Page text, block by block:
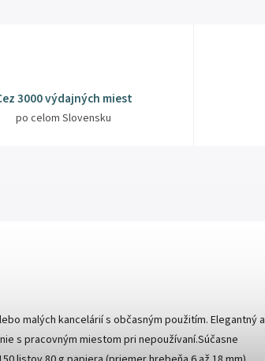
3000 výdajných miest
po celom Slovensku
malých kancelárií s občasným použitím. Elegantný a
s pracovným miestom pri nepoužívaní.Súčasne